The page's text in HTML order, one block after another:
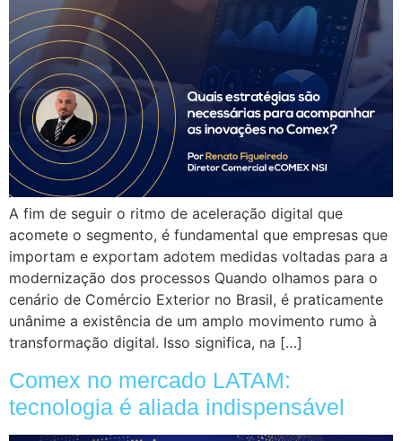
A fim de seguir o ritmo de aceleração digital que
acomete o segmento, é fundamental que empresas que
importam e exportam adotem medidas voltadas para a
modernização dos processos Quando olhamos para o
cenário de Comércio Exterior no Brasil, é praticamente
unânime a existência de um amplo movimento rumo à
transformação digital. Isso significa, na […]
Comex no mercado LATAM:
tecnologia é aliada indispensável